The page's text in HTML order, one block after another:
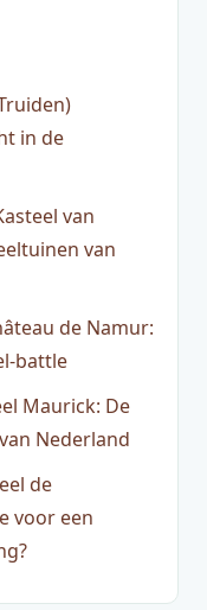
in de
van
van
de Namur:
battle
Maurick: De
Nederland
de
voor een